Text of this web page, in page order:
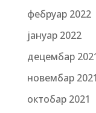
фебруар 2022
јануар 2022
децембар
новембар 2021
октобар 2021